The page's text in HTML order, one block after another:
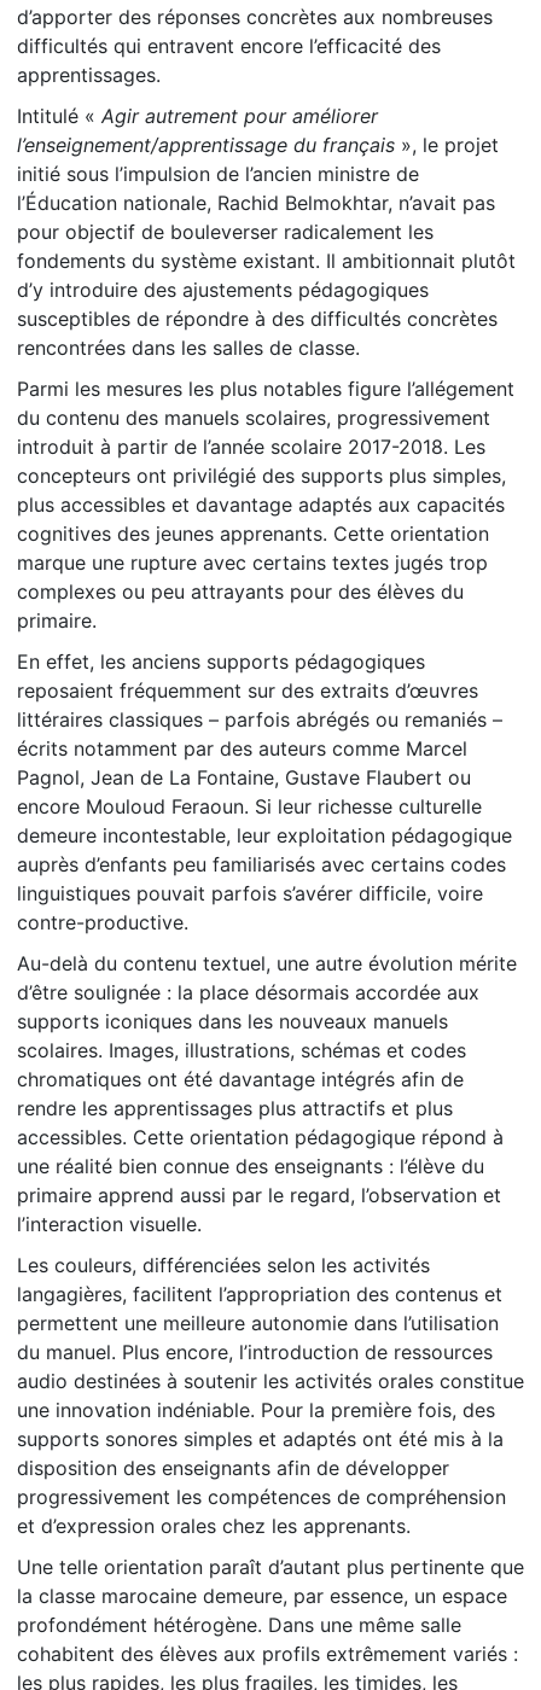
d’apporter des réponses concrètes aux nombreuses
difficultés qui entravent encore l’efficacité des
apprentissages.
Intitulé « Agir autrement pour améliorer
l’enseignement/apprentissage du français », le projet
initié sous l’impulsion de l’ancien ministre de
l’Éducation nationale, Rachid Belmokhtar, n’avait pas
pour objectif de bouleverser radicalement les
fondements du système existant. Il ambitionnait plutôt
d’y introduire des ajustements pédagogiques
susceptibles de répondre à des difficultés concrètes
rencontrées dans les salles de classe.
Parmi les mesures les plus notables figure l’allégement
du contenu des manuels scolaires, progressivement
introduit à partir de l’année scolaire 2017-2018. Les
concepteurs ont privilégié des supports plus simples,
plus accessibles et davantage adaptés aux capacités
cognitives des jeunes apprenants. Cette orientation
marque une rupture avec certains textes jugés trop
complexes ou peu attrayants pour des élèves du
primaire.
En effet, les anciens supports pédagogiques
reposaient fréquemment sur des extraits d’œuvres
littéraires classiques – parfois abrégés ou remaniés –
écrits notamment par des auteurs comme Marcel
Pagnol, Jean de La Fontaine, Gustave Flaubert ou
encore Mouloud Feraoun. Si leur richesse culturelle
demeure incontestable, leur exploitation pédagogique
auprès d’enfants peu familiarisés avec certains codes
linguistiques pouvait parfois s’avérer difficile, voire
contre-productive.
Au-delà du contenu textuel, une autre évolution mérite
d’être soulignée : la place désormais accordée aux
supports iconiques dans les nouveaux manuels
scolaires. Images, illustrations, schémas et codes
chromatiques ont été davantage intégrés afin de
rendre les apprentissages plus attractifs et plus
accessibles. Cette orientation pédagogique répond à
une réalité bien connue des enseignants : l’élève du
primaire apprend aussi par le regard, l’observation et
l’interaction visuelle.
Les couleurs, différenciées selon les activités
langagières, facilitent l’appropriation des contenus et
permettent une meilleure autonomie dans l’utilisation
du manuel. Plus encore, l’introduction de ressources
audio destinées à soutenir les activités orales constitue
une innovation indéniable. Pour la première fois, des
supports sonores simples et adaptés ont été mis à la
disposition des enseignants afin de développer
progressivement les compétences de compréhension
et d’expression orales chez les apprenants.
Une telle orientation paraît d’autant plus pertinente que
la classe marocaine demeure, par essence, un espace
profondément hétérogène. Dans une même salle
cohabitent des élèves aux profils extrêmement variés :
les plus rapides, les plus fragiles, les timides, les